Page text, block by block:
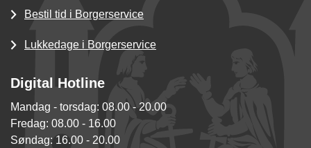
Bestil tid i Borgerservice
Lukkedage i Borgerservice
Digital Hotline
Mandag - torsdag: 08.00 - 20.00
Fredag: 08.00 - 16.00
Søndag: 16.00 - 20.00